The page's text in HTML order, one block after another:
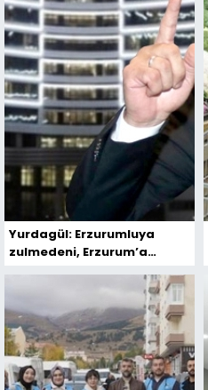
Yurdagül: Erzurumluya
zulmedeni, Erzurum’a